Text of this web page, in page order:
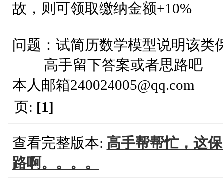
故，则可领取缴纳金额+10%
问题：试简历数学模型说明该类
高手留下答案或者思路吧
本人邮箱240024005@qq.com
页: [1]
查看完整版本: 高手帮帮忙，这
路啊。。。。